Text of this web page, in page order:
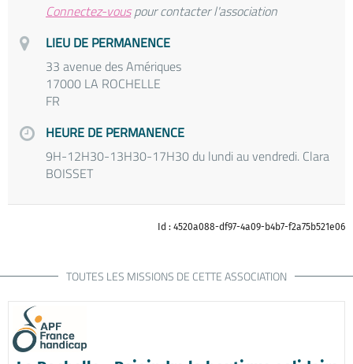
Connectez-vouspour contacter l'association
LIEU DE PERMANENCE
33 avenue des Amériques
17000 LA ROCHELLE
FR
HEURE DE PERMANENCE
9H-12H30-13H30-17H30 du lundi au vendredi. Clara
BOISSET
Id : 4520a088-df97-4a09-b4b7-f2a75b521e06
TOUTES LES MISSIONS DE CETTE ASSOCIATION